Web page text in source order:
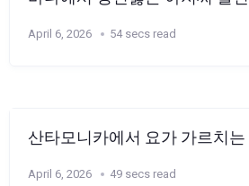
April 6, 2026 54 secs read
산타모니카에서 요가 가르치
April 6, 2026 49 secs read